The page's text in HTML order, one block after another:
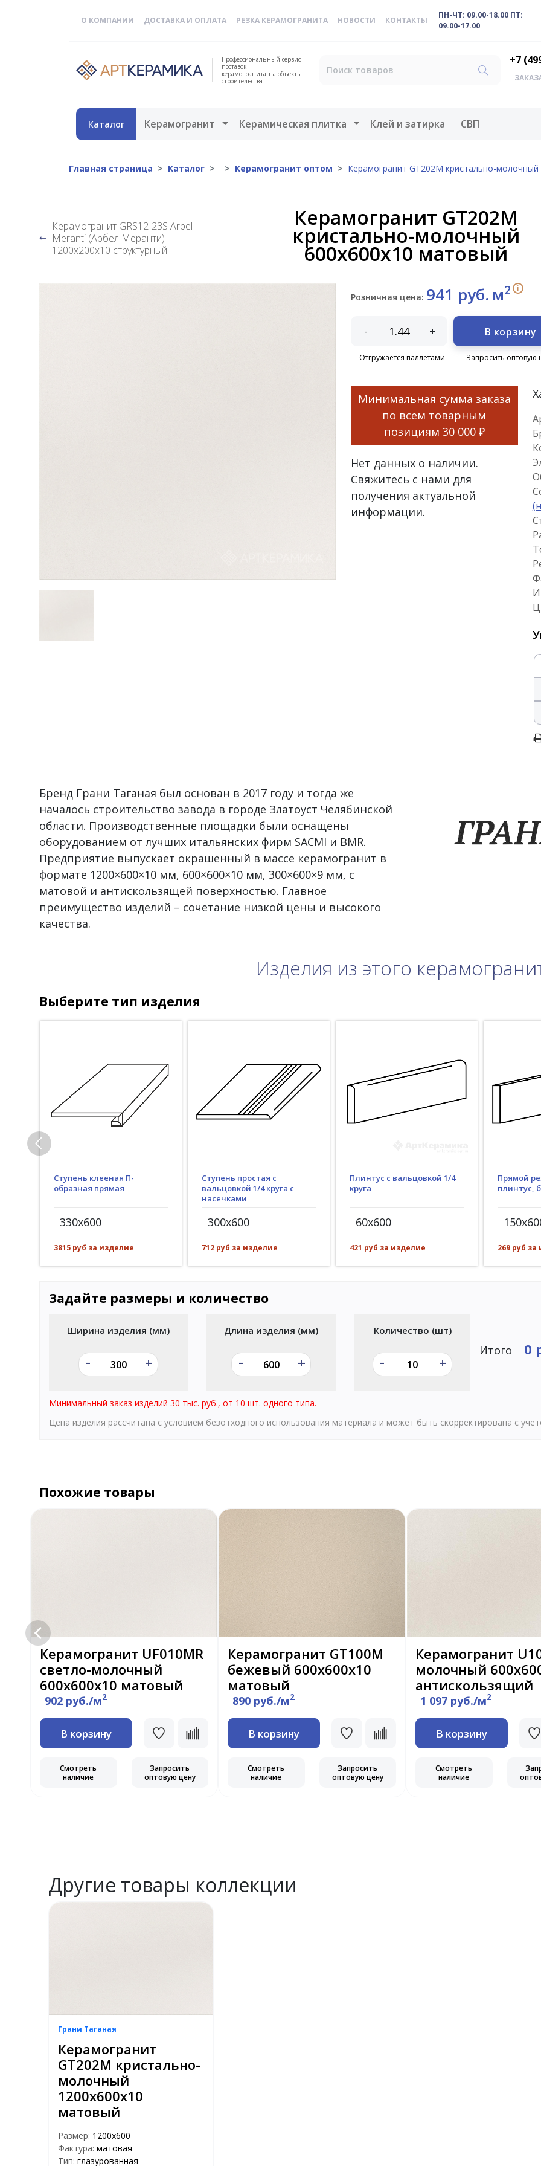
О КОМПАНИИ ДОСТАВКА И ОПЛАТА РЕЗКА КЕРАМОГРАНИТА НОВОСТИ КОНТАКТЫ
ПН-ЧТ: 09.00-18.00 ПТ:
09.00-17.00
Профессиональный сервис
поставок
керамогранита на объекты
строительства
+7
Каталог Керамогранит Открыть меню
Керамическая плитка Открыть меню
Клей и затирка СВП
Главная страница Каталог Керамогранит оптом Керамогранит GT202M кристально-
Керамогранит GRS12-23S Arbel
Meranti (Арбел Меранти)
1200x200x10 структурный
Керамогранит GT202M
кристально-молочный
600х600х10 матовый
Розничная цена: 941 руб. м2 i
- +
Отгружается паллетами
В корзину
Запросить оптовую
Минимальная сумма заказа
по всем товарным
позициям 30 000 ₽
Нет данных о наличии.
Свяжитесь с нами для
получения актуальной
информации.
Бренд Грани Таганая был основан в 2017 году и тогда же
началось строительство завода в городе Златоуст Челябинской
области. Производственные площадки были оснащены
оборудованием от лучших итальянских фирм SACMI и BMR.
Предприятие выпускает окрашенный в массе керамогранит в
формате 1200×600×10 мм, 600×600×10 мм, 300×600×9 мм, с
матовой и антискользящей поверхностью. Главное
преимущество изделий – сочетание низкой цены и высокого
качества.
Изделия из этого
Выберите тип изделия
Ступень клееная П-
образная прямая
330x600
3815 руб за изделие
Ступень простая с
вальцовкой 1/4 круга с
насечками
300x600
712 руб за изделие
Плинтус с вальцовкой 1/4
круга
60x600
421 руб за изделие
Прямой
плинтус,
269 руб
Задайте размеры и количество
Ширина изделия (мм)
- +
Длина изделия (мм)
- +
Количество (шт)
- +
Итого 0
Минимальный заказ изделий 30 тыс. руб., от 10 шт. одного типа.
Цена изделия рассчитана с условием безотходного использования материала и может быть скорректирована с
Похожие товары
Керамогранит UF010MR
светло-молочный
600х600х10 матовый
902 руб./м2
В корзину
Смотреть
наличие
Запросить
оптовую цену
Керамогранит GT100M
бежевый 600х600х10
матовый
890 руб./м2
В корзину
Смотреть
наличие
Запросить
оптовую цену
Керамогранит
молочный
антискользящий
1 097 руб./м2
В корзину
Смотреть
наличие
Другие товары коллекции
Грани Таганая
Керамогранит
GT202M кристально-
молочный
1200х600х10
матовый
Размер: 1200х600
Фактура: матовая
Тип: глазурованная